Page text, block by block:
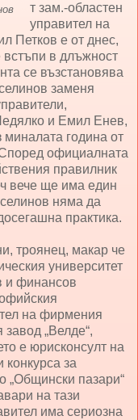
т зам.-областен
управител на
Петков е от днес,
в длъжност
се възстановява
заменя
и Емил Енев,
миналата година от
официалната
правилник
вече ще има един
няма да
практика.
троянец, макар че
университет
и финансов
на фирмения
„Велде“,
е юрисконсулт на
конкурса за
„Общински пазари“
на тази
има сериозна